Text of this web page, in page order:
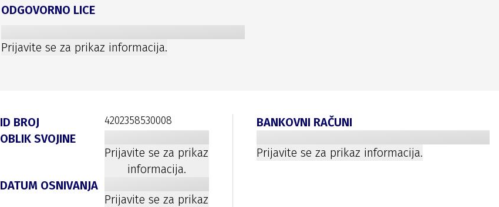
ODGOVORNO LICE
Prijavite se za prikaz informacija.
ID BROJ 4202358530008
OBLIK SVOJINE
Prijavite se za prikaz
informacija.
DATUM OSNIVANJA
Prijavite se za prikaz
BANKOVNI RAČUNI
Prijavite se za prikaz informacija.